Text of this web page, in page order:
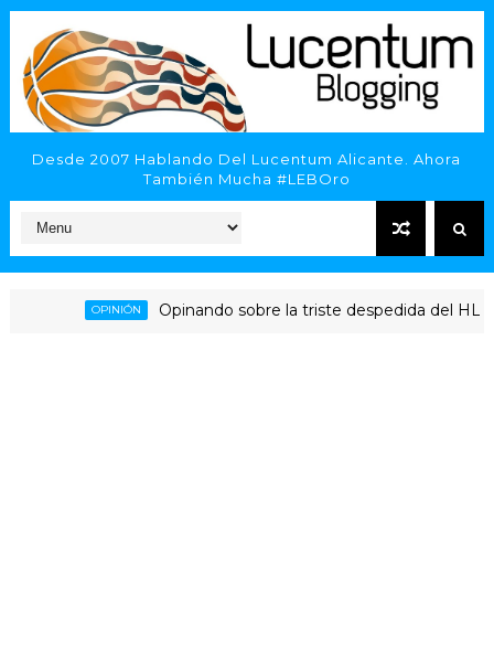
Desde 2007 Hablando Del Lucentum Alicante. Ahora
También Mucha #LEBOro
Opinando sobre la triste despedida del HLA